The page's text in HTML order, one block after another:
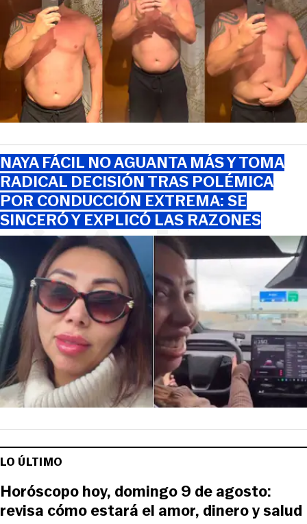
NAYA FÁCIL NO AGUANTA MÁS Y TOMA
RADICAL DECISIÓN TRAS POLÉMICA
POR CONDUCCIÓN EXTREMA: SE
SINCERÓ Y EXPLICÓ LAS RAZONES
LO ÚLTIMO
Horóscopo hoy, domingo 9 de agosto:
revisa cómo estará el amor, dinero y salud